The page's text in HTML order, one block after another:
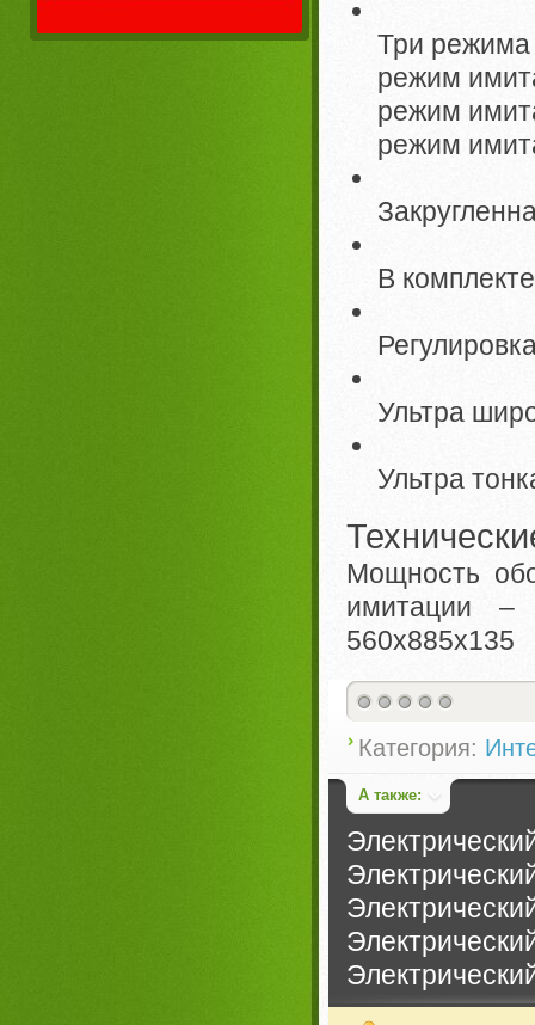
Три
режим
режим
режим
В
Ультра
Ультра
Мощность
имитации –
560х885х135
Категория:
А также: